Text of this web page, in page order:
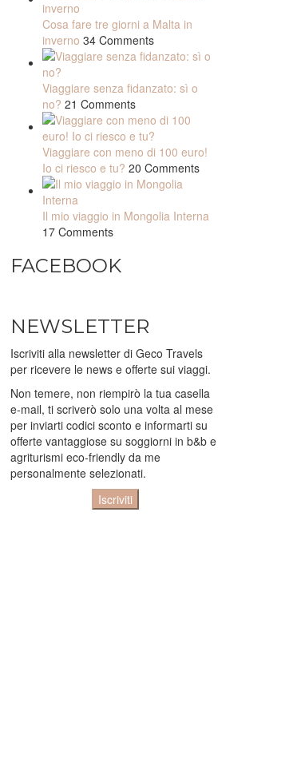
Cosa fare tre giorni a Malta in
inverno 34 Comments
Viaggiare senza fidanzato: sì o
no? 21 Comments
Viaggiare con meno di 100 euro!
Io ci riesco e tu? 20 Comments
Il mio viaggio in Mongolia Interna
17 Comments
FACEBOOK
NEWSLETTER
Iscriviti alla newsletter di Geco Travels
per ricevere le news e offerte sui viaggi.
Non temere, non riempirò la tua casella
e-mail, ti scriverò solo una volta al mese
per inviarti codici sconto e informarti su
offerte vantaggiose su soggiorni in b&b e
agriturismi eco-friendly da me
personalmente selezionati.